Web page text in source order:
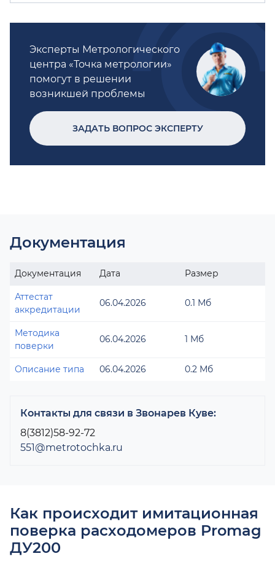
Эксперты Метрологического
центра «Точка метрологии»
помогут в решении
возникшей проблемы
ЗАДАТЬ ВОПРОС ЭКСПЕРТУ
Документация
Документация Дата Размер
Аттестат
аккредитации
06.04.2026 0.1 Мб
Методика
поверки
06.04.2026 1 Мб
Описание типа 06.04.2026 0.2 Мб
Контакты для связи в Звонарев Куве:
8(3812)58-92-72
551@metrotochka.ru
Как происходит имитационная
поверка расходомеров Promag
ДУ200